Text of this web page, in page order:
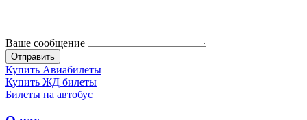
Ваше сообщение
Купить Авиабилеты
Купить ЖД билеты
Билеты на автобус